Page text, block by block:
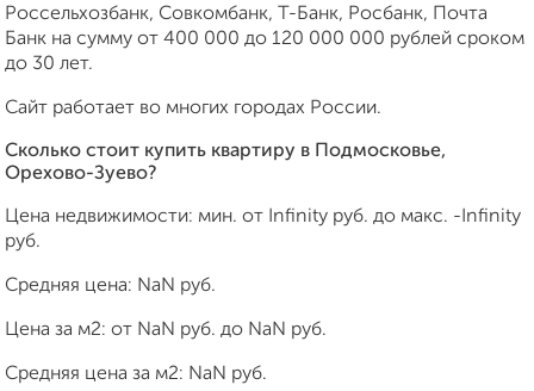
Россельхозбанк, Совкомбанк, Т-Банк, Росбанк, Почта
Банк на сумму от 400 000 до 120 000 000 рублей сроком
до 30 лет.
Сайт работает во многих городах России.
Сколько стоит купить квартиру в Подмосковье,
Орехово-Зуево?
Цена недвижимости: мин. от Infinity руб. до макс. -Infinity
руб.
Средняя цена: NaN руб.
Цена за м2: от NaN руб. до NaN руб.
Средняя цена за м2: NaN руб.